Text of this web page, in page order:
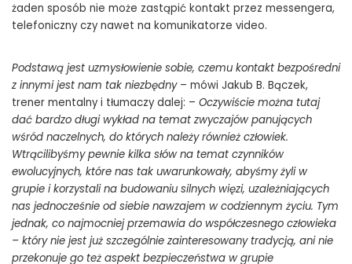
żaden sposób nie może zastąpić kontakt przez messengera,
telefoniczny czy nawet na komunikatorze video.
Podstawą jest uzmysłowienie sobie, czemu kontakt bezpośredni
z innymi jest nam tak niezbędny– mówi Jakub B. Bączek,
trener mentalny i tłumaczy dalej: – Oczywiście można tutaj
dać bardzo długi wykład na temat zwyczajów panujących
wśród naczelnych, do których należy również człowiek.
Wtrącilibyśmy pewnie kilka słów na temat czynników
ewolucyjnych, które nas tak uwarunkowały, abyśmy żyli w
grupie i korzystali na budowaniu silnych więzi, uzależniających
nas jednocześnie od siebie nawzajem w codziennym życiu. Tym
jednak, co najmocniej przemawia do współczesnego człowieka
– który nie jest już szczególnie zainteresowany tradycją, ani nie
przekonuje go też aspekt bezpieczeństwa w grupie